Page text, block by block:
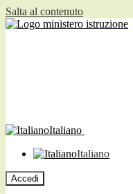
Salta al contenuto
Italiano
Italiano
Accedi